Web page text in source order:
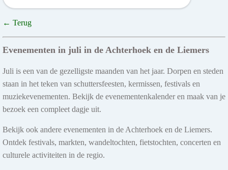
← Terug
Evenementen in juli in de Achterhoek en de Liemers
Juli is een van de gezelligste maanden van het jaar. Dorpen en steden
staan in het teken van schuttersfeesten, kermissen, festivals en
muziekevenementen. Bekijk de evenementenkalender en maak van je
bezoek een compleet dagje uit.
Bekijk ook andere evenementen in de Achterhoek en de Liemers.
Ontdek festivals, markten, wandeltochten, fietstochten, concerten en
culturele activiteiten in de regio.